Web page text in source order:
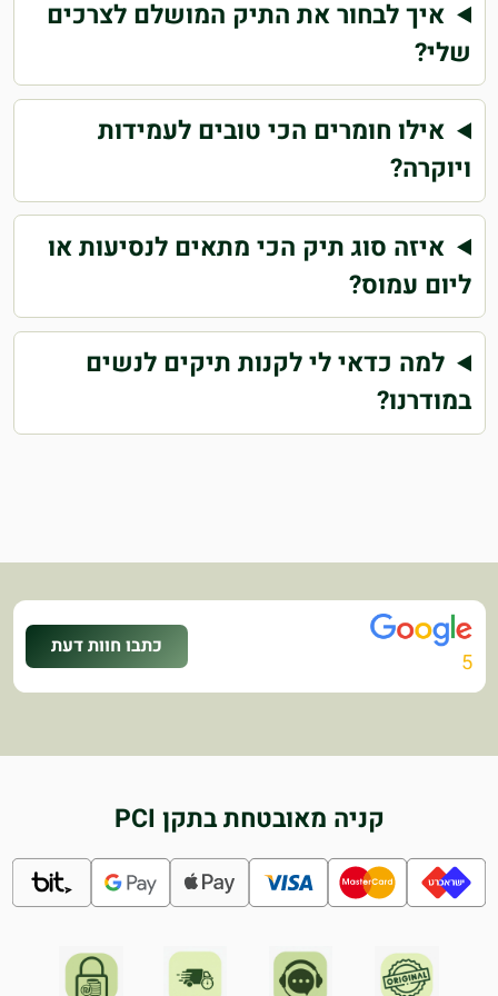
איך לבחור את התיק המושלם לצרכים
שלי?
אילו חומרים הכי טובים לעמידות
ויוקרה?
איזה סוג תיק הכי מתאים לנסיעות או
ליום עמוס?
למה כדאי לי לקנות תיקים לנשים
במודרנו?
5
כתבו חוות דעת
קניה מאובטחת בתקן PCI